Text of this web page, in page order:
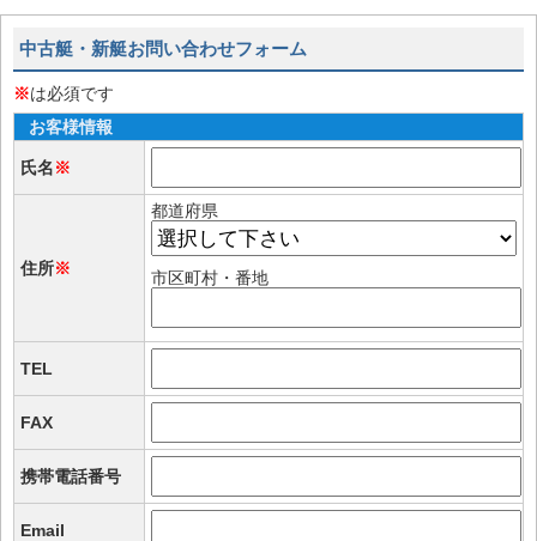
中古艇・新艇お問い合わせフォーム
※は必須です
お客様情報
氏名※
住所※
都道府県
市区町村・番地
TEL
FAX
携帯電話番号
Email